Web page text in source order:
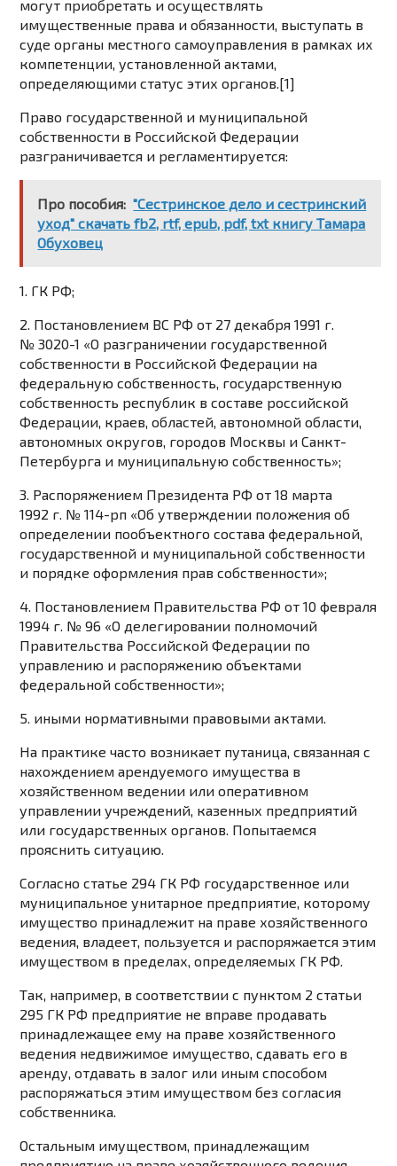
могут приобретать и осуществлять
имущественные права и обязанности, выступать в
суде органы местного самоуправления в рамках их
компетенции, установленной актами,
определяющими статус этих органов.[1]
Право государственной и муниципальной
собственности в Российской Федерации
разграничивается и регламентируется:
Про пособия: "Сестринское дело и сестринский
уход" скачать fb2, rtf, epub, pdf, txt книгу Тамара
Обуховец
1. ГК РФ;
2. Постановлением ВС РФ от 27 декабря 1991 г.
№ 3020-1 «О разграничении государственной
собственности в Российской Федерации на
федеральную собственность, государственную
собственность республик в составе российской
Федерации, краев, областей, автономной области,
автономных округов, городов Москвы и Санкт-
Петербурга и муниципальную собственность»;
3. Распоряжением Президента РФ от 18 марта
1992 г. № 114-рп «Об утверждении положения об
определении пообъектного состава федеральной,
государственной и муниципальной собственности
и порядке оформления прав собственности»;
4. Постановлением Правительства РФ от 10 февраля
1994 г. № 96 «О делегировании полномочий
Правительства Российской Федерации по
управлению и распоряжению объектами
федеральной собственности»;
5. иными нормативными правовыми актами.
На практике часто возникает путаница, связанная с
нахождением арендуемого имущества в
хозяйственном ведении или оперативном
управлении учреждений, казенных предприятий
или государственных органов. Попытаемся
прояснить ситуацию.
Согласно статье 294 ГК РФ государственное или
муниципальное унитарное предприятие, которому
имущество принадлежит на праве хозяйственного
ведения, владеет, пользуется и распоряжается этим
имуществом в пределах, определяемых ГК РФ.
Так, например, в соответствии с пунктом 2 статьи
295 ГК РФ предприятие не вправе продавать
принадлежащее ему на праве хозяйственного
ведения недвижимое имущество, сдавать его в
аренду, отдавать в залог или иным способом
распоряжаться этим имуществом без согласия
собственника.
Остальным имуществом, принадлежащим